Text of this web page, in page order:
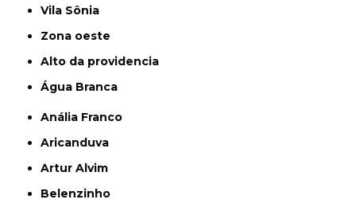
Vila Sônia
Zona oeste
alto da providencia
Água Branca
Anália Franco
Aricanduva
Artur Alvim
Belenzinho